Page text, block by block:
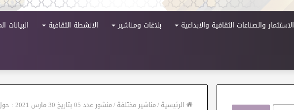
الاستثمار والصناعات الثقافية والابداعية بلاغات ومناشير الانشطة الثقافية البيانات
الرئيسية/مناشير مختلفة/منشور عدد 05 بتاريخ 30 مارس 2021 : حول موافاة سلطة الإشراف بالتقارير السنوية المستوجبة